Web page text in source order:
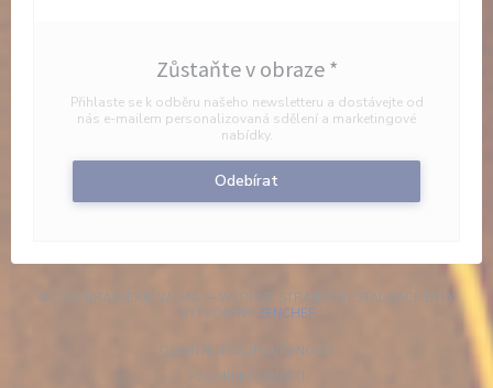
Zůstaňte v obraze *
Přihlaste se k odběru našeho newsletteru a dostávejte od
nás e-mailem personalizovaná sdělení a marketingové
nabídky.
Odebírat
© 2026 BRASSERIE VALMA — WEBOVÉ STRÁNKY RESTAURACE BYLY
VYTVOŘENY ZENCHEF((OTEVŘE SE V NOVÉM OKNĚ))
ODMÍTNUTÍ ODPOVĚDNOSTI
PODMÍNKY POUŽITÍ